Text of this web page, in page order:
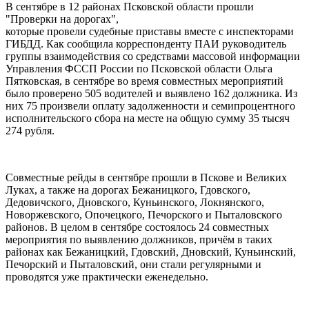
В сентябре в 12 районах Псковской области прошли
"Проверки на дорогах",
которые провели судебные приставы вместе с инспекторами
ГИБДД. Как сообщила корреспонденту ПАИ руководитель
группы взаимодействия со средствами массовой информации
Управления ФССП России по Псковской области Ольга
Пятковская, в сентябре во время совместных мероприятий
было проверено 505 водителей и выявлено 162 должника. Из
них 75 произвели оплату задолженности и семипроцентного
исполнительского сбора на месте на общую сумму 35 тысяч
274 рубля.
Совместные рейды в сентябре прошли в Пскове и Великих
Луках, а также на дорогах Бежаницкого, Гдовского,
Дедовичского, Дновского, Куньинского, Локнянского,
Новоржевского, Опочецкого, Печорского и Пыталовского
районов. В целом в сентябре состоялось 24 совместных
мероприятия по выявлению должников, причём в таких
районах как Бежаницкий, Гдовский, Дновский, Куньинский,
Печорский и Пыталовский, они стали регулярными и
проводятся уже практически еженедельно.